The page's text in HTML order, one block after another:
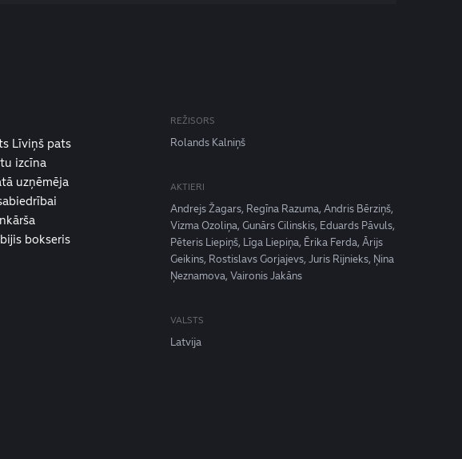
Līviņš pats
izcīna
uzņēmēja
bokseris
REŽISORS
Rolands Kalniņš
AKTIERI
Andrejs Žagars, Regīna Razuma, Andris Bērziņš,
Vizma Ozoliņa, Gunārs Cilinskis, Eduards Pāvuls,
Pēteris Liepiņš, Līga Liepiņa, Ērika Ferda, Ārijs
Geikins, Rostislavs Gorjajevs, Juris Rijnieks, Ņina
Ņeznamova, Vaironis Jakāns
VALSTS
Latvija